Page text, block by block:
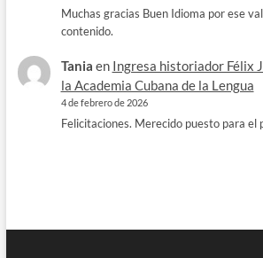
Muchas gracias Buen Idioma por ese
contenido.
Tania en Ingresa historiador Félix
la Academia Cubana de la Lengua
4 de febrero de 2026
Felicitaciones. Merecido puesto para el